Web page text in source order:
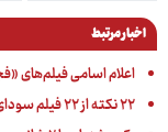
اخبار مرتبط
اعلام اسامی فیلم‌های «فجر ۴۲» | از جواد عزتی تا مسعود
۲۲ نکته از ۲۲ فیلم سودای سیمرغ؛ «ترین‌ها»ی فجر ۴۲ را بشناسید